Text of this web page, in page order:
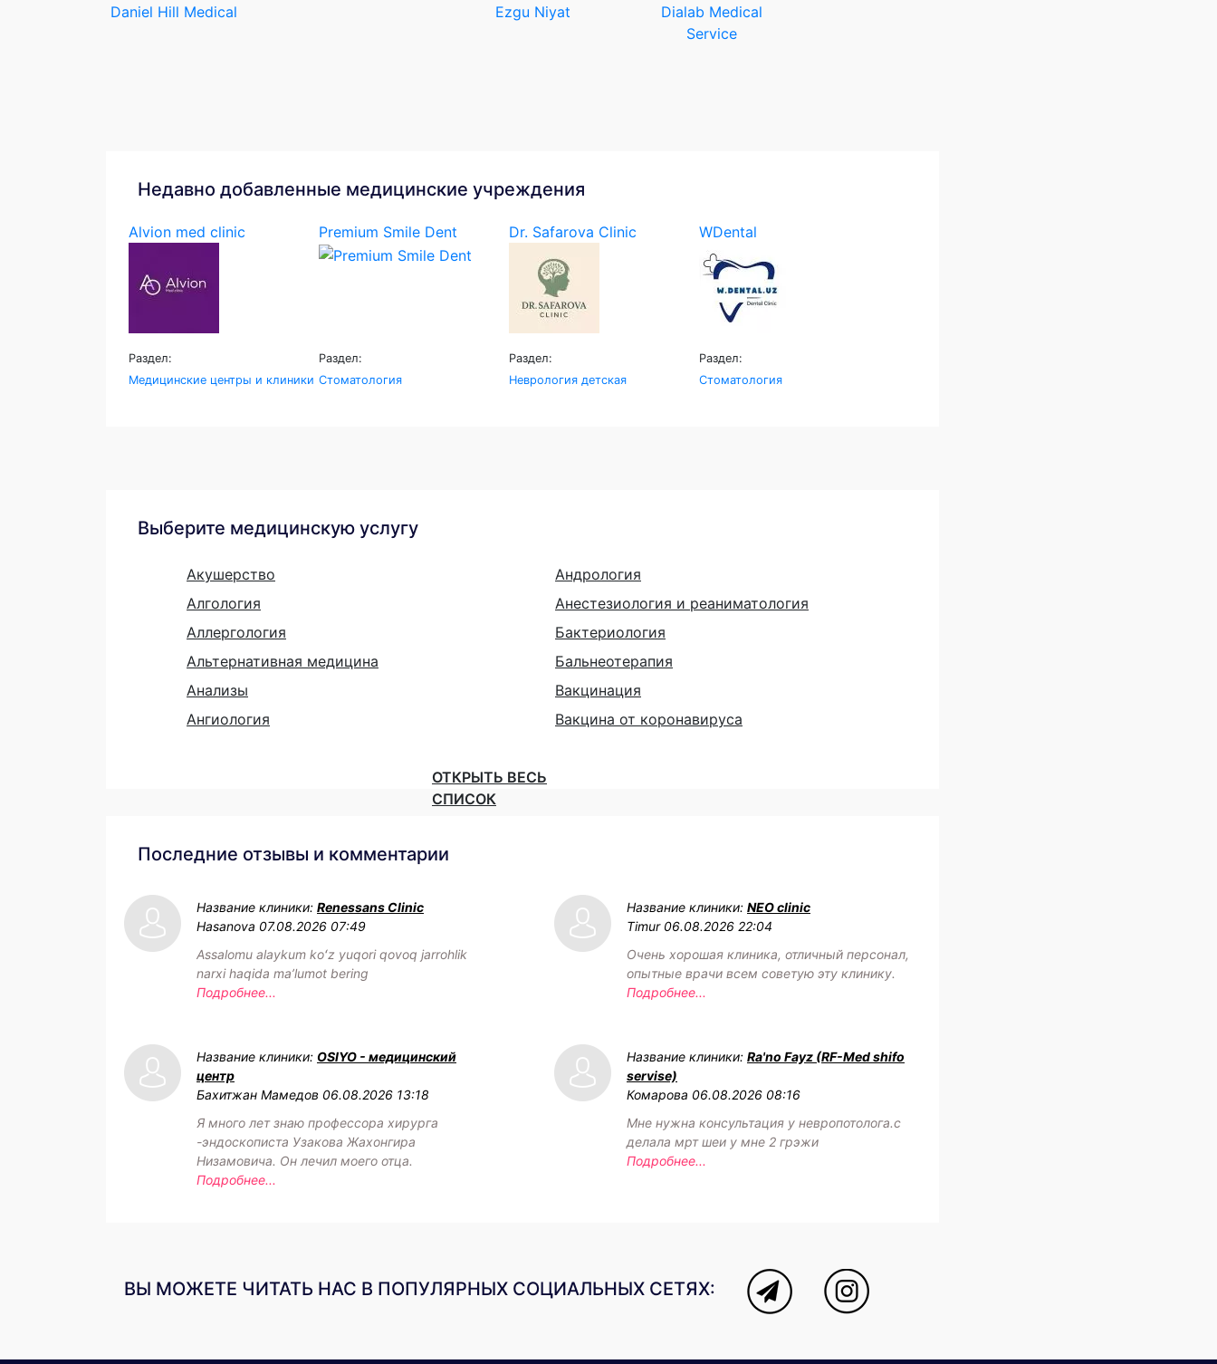
Daniel Hill Medical
Ezgu Niyat
Dialab Medical
Service
Недавно добавленные медицинские учреждения
Alvion med clinic
Раздел:
Медицинские центры и клиники
Premium Smile Dent
Раздел:
Стоматология
Dr. Safarova Clinic
Раздел:
Неврология детская
WDental
Раздел:
Стоматология
Выберите медицинскую услугу
Акушерство
Алгология
Аллергология
Альтернативная медицина
Анализы
Ангиология
Андрология
Анестезиология и реаниматология
Бактериология
Бальнеотерапия
Вакцинация
Вакцина от коронавируса
ОТКРЫТЬ ВЕСЬ
СПИСОК
Последние отзывы и комментарии
Название клиники: Renessans Clinic
Hasanova 07.08.2026 07:49
Assalomu alaykum koʻz yuqori qovoq jarrohlik
narxi haqida maʼlumot bering
Подробнее...
Название клиники: NEO clinic
Timur 06.08.2026 22:04
Очень хорошая клиника, отличный персонал,
опытные врачи всем советую эту клинику.
Подробнее...
Название клиники: OSIYO - медицинский
центр
Бахитжан Мамедов 06.08.2026 13:18
Я много лет знаю профессора хирурга
-эндоскописта Узакова Жахонгира
Низамовича. Он лечил моего отца.
Подробнее...
Название клиники: Ra'no Fayz (RF-Med shifo
servise)
Комарова 06.08.2026 08:16
Мне нужна консультация у невропотолога.с
делала мрт шеи у мне 2 грэжи
Подробнее...
ВЫ МОЖЕТЕ ЧИТАТЬ НАС В ПОПУЛЯРНЫХ СОЦИАЛЬНЫХ СЕТЯХ: